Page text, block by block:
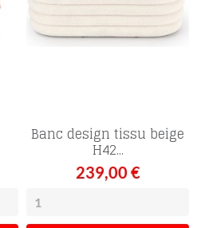
Banc design tissu beige
H42...
239,00 €